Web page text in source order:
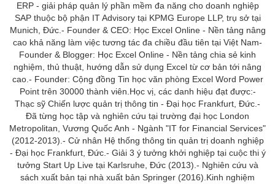
ACCA
Google Sheet
Word
MOS
ERP - giải pháp quản lý phần mềm đa năng cho doanh nghiệp
SAP thuộc bộ phận IT Advisory tại KPMG Europe LLP, trụ sở tại
Munich, Đức.- Founder & CEO: Học Excel Online - Nền tảng nâng
cao khả năng làm việc tương tác đa chiều đầu tiên tại Việt Nam-
Founder & Blogger: Học Excel Online - Nền tảng chia sẻ kinh
nghiệm, thủ thuật, hướng dẫn sử dụng Excel từ cơ bản tới nâng
cao.- Founder: Cộng đồng Tin học văn phòng Excel Word Power
Point trên 30000 thành viên.Học vị, các danh hiệu đạt được:-
Thạc sỹ Chiến lược quản trị thông tin - Đại học Frankfurt, Đức.-
Đã từng học tập và nghiên cứu tại trường đại học London
Metropolitan, Vương Quốc Anh - Ngành "IT for Financial Services"
(2012-2013).- Cử nhân Hệ thống thông tin quản trị doanh nghiệp
- Đại học Frankfurt, Đức.- Giải 3 ý tưởng khởi nghiệp tại cuộc thi ý
tưởng Start Up Live tại Karlsruhe, Đức (2013).- Nghiên cứu và
sách xuất bản tại nhà xuất bản Springer (2016).Kinh nghiệm